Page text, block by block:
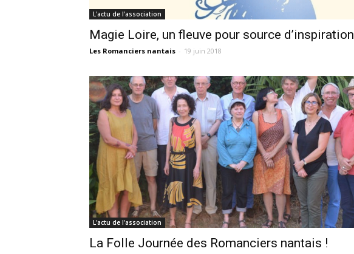
L'actu de l'association
Magie Loire, un fleuve pour source d’inspiration
Les Romanciers nantais - 19 juin 2018
L'actu de l'association
La Folle Journée des Romanciers nantais !